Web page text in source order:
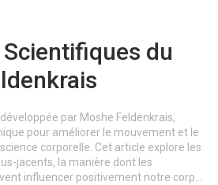
du
par Moshe Feldenkrais,
pour améliorer le mouvement et le
corporelle. Cet article explore les
jacents, la manière dont les
influencer positivement notre corps